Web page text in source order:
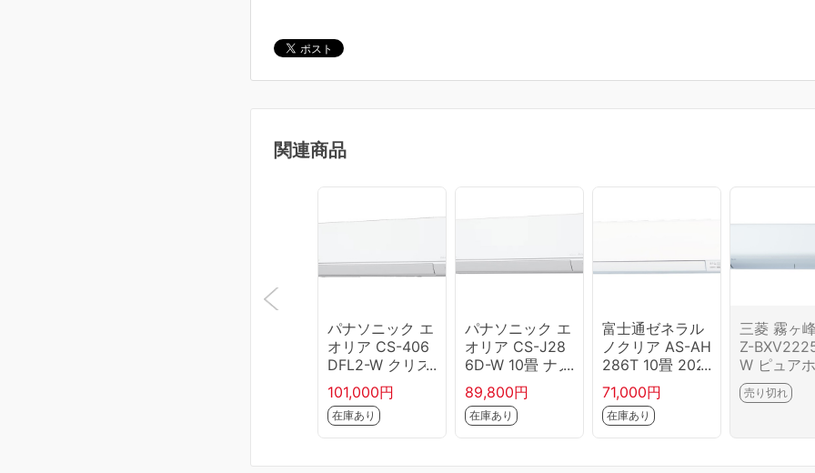
関連商品
パナソニック エ
オリア CS-406
DFL2-W クリス
タルホワイト 14
畳
101,000円
在庫あり
パナソニック エ
オリア CS-J28
6D-W 10畳 ナノ
イーX搭載 スタ
ンダードモデ
ル 2026年モデ
ル
89,800円
在庫あり
富士通ゼネラル
ノクリア AS-AH
286T 10畳 202
6年モデル エア
コン
71,000円
在庫あり
三菱 霧ヶ
Z-
W ピュア
ト 6畳
売り切れ